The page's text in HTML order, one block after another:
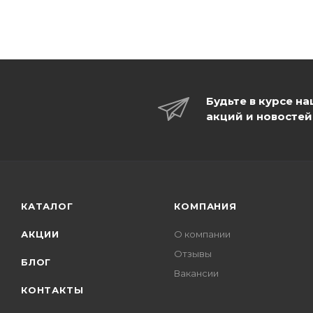
Будьте в курсе
акций и новостей
КАТАЛОГ
АКЦИИ
БЛОГ
КОНТАКТЫ
КОМПАНИЯ
О компании
Отзывы
Вакансии